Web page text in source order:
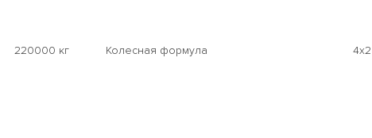
220000 кг Колесная формула 4x2